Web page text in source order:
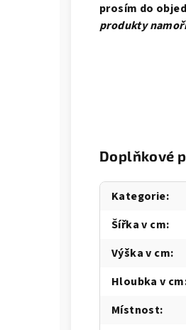
prosím do
produkty
Doplňkové
Kategorie:
Šířka v cm:
Výška v cm:
Hloubka v cm
Místnost: